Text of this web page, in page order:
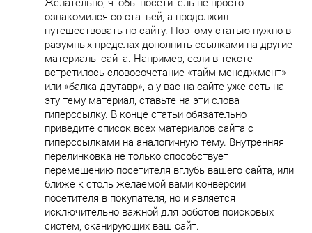
ознакомился со статьей, а продолжил
путешествовать по сайту. Поэтому статью нужно в
разумных пределах дополнить ссылками на другие
материалы сайта. Например, если в тексте
встретилось словосочетание «тайм-менеджмент»
или «балка двутавр», а у вас на сайте уже есть на
эту тему материал, ставьте на эти слова
гиперссылку. В конце статьи обязательно
приведите список всех материалов сайта с
гиперссылками на аналогичную тему. Внутренняя
перелинковка не только способствует
перемещению посетителя вглубь вашего сайта, или
ближе к столь желаемой вами конверсии
посетителя в покупателя, но и является
исключительно важной для роботов поисковых
систем, сканирующих ваш сайт.